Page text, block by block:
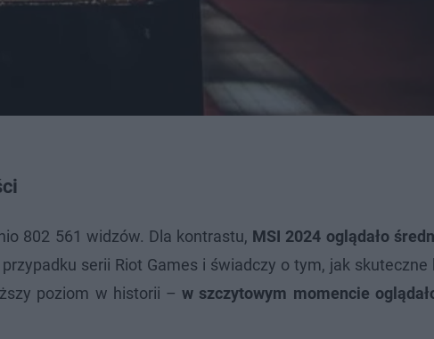
802 561 widzów. Dla kontrastu, MSI 2024 oglądało
serii Riot Games i świadczy o tym, jak skuteczne
poziom w historii –w szczytowym momencie